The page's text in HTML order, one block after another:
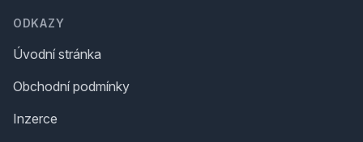
ODKAZY
Úvodní stránka
Obchodní podmínky
Inzerce